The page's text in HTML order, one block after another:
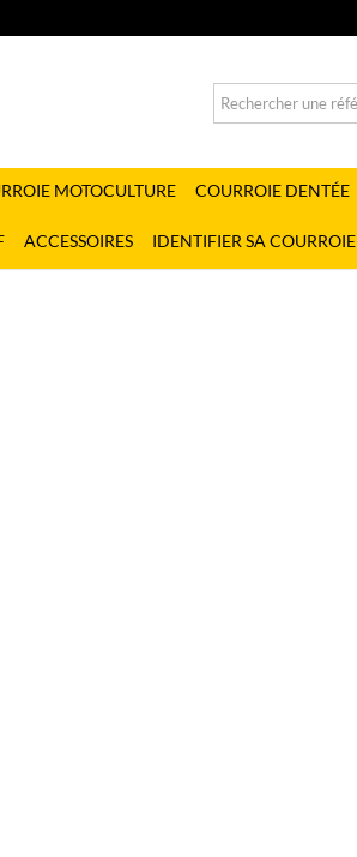
MOTOCULTURE COURROIE DENTÉE
ACCESSOIRES IDENTIFIER SA COURROIE